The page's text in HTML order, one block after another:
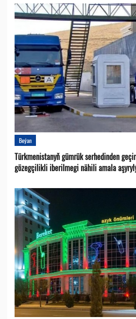
Beýan
Türkmenistanyň gümrük serhedinden
gözegçilikli iberilmegi nähili amala